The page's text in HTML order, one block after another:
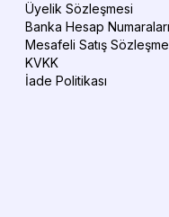
Üyelik Sözleşmesi
Banka Hesap Numaraları
Mesafeli Satış
KVKK
İade Politikası